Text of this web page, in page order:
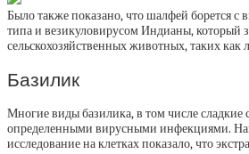
Было также показано, что шалфей борется с
типа и везикуловирусом Индианы, который
сельскохозяйственных животных, таких
Базилик
Многие виды базилика, в том числе сладкие
определенными вирусными инфекциями.
исследование на клетках показало, что